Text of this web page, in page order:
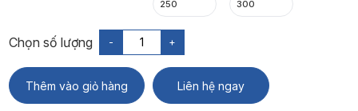
250 300
- +
Thêm vào giỏ hàng Liên hệ ngay